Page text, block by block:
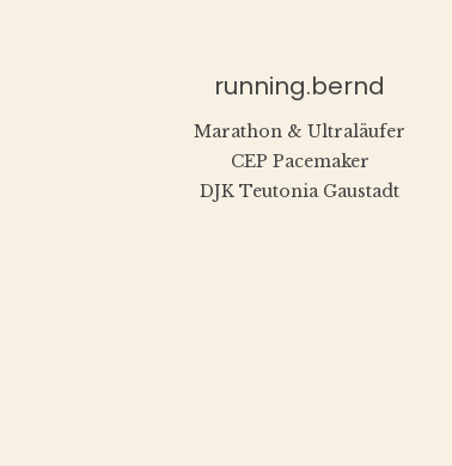
running.bernd
Marathon & Ultraläufer
CEP Pacemaker
DJK Teutonia Gaustadt